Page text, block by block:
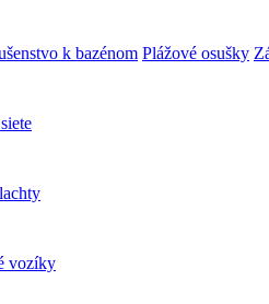
k bazénom Plážové osušky
vozíky